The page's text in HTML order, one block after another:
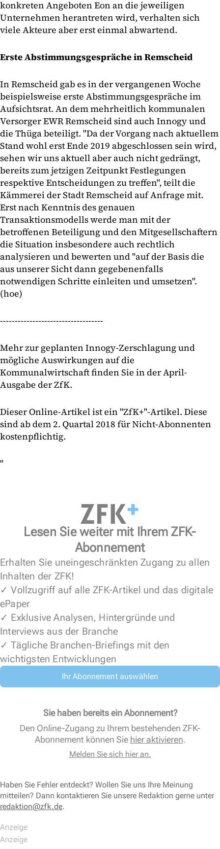
konkreten Angeboten Eon an die jeweiligen
Unternehmen herantreten wird, verhalten sich
viele Akteure aber erst einmal abwartend.
Erste Abstimmungsgespräche in Remscheid
In Remscheid gab es in der vergangenen Woche
beispielsweise erste Abstimmungsgespräche im
Aufsichtsrat. An dem mehrheitlich kommunalen
Versorger EWR Remscheid sind auch Innogy und
die Thüga beteiligt. "Da der Vorgang nach aktuellem
Stand wohl erst Ende 2019 abgeschlossen sein wird,
sehen wir uns aktuell aber auch nicht gedrängt,
bereits zum jetzigen Zeitpunkt Festlegungen
respektive Entscheidungen zu treffen", teilt die
Kämmerei der Stadt Remscheid auf Anfrage mit.
Erst nach Kenntnis des genauen
Transaktionsmodells werde man mit der
betroffenen Beteiligung und den Mitgesellschaftern
die Situation insbesondere auch rechtlich
analysieren und bewerten und "auf der Basis die
aus unserer Sicht dann gegebenenfalls
notwendigen Schritte einleiten und umsetzen".
(hoe)
-----------------------------------
Mehr zur geplanten Innogy-Zerschlagung und
mögliche Auswirkungen auf die
Kommunalwirtschaft finden Sie in der April-
Ausgabe der ZfK.
Dieser Online-Artikel ist ein "ZfK+"-Artikel. Diese
sind ab dem 2. Quartal 2018 für Nicht-Abonnenten
kostenpflichtig.
"
Lesen Sie weiter mit Ihrem ZFK-
Abonnement
Erhalten Sie uneingeschränkten Zugang zu allen
Inhalten der ZFK!
✓ Vollzugriff auf alle ZFK-Artikel und das digitale
ePaper
✓ Exklusive Analysen, Hintergründe und
Interviews aus der Branche
✓ Tägliche Branchen-Briefings mit den
wichtigsten Entwicklungen
Ihr Abonnement auswählen
Sie haben bereits ein Abonnement?
Den Online-Zugang zu Ihrem bestehenden ZFK-
Abonnement können Sie hier aktivieren.
Melden Sie sich hier an.
Haben Sie Fehler entdeckt? Wollen Sie uns Ihre Meinung
mitteilen? Dann kontaktieren Sie unsere Redaktion gerne unter
redaktion@zfk.de.